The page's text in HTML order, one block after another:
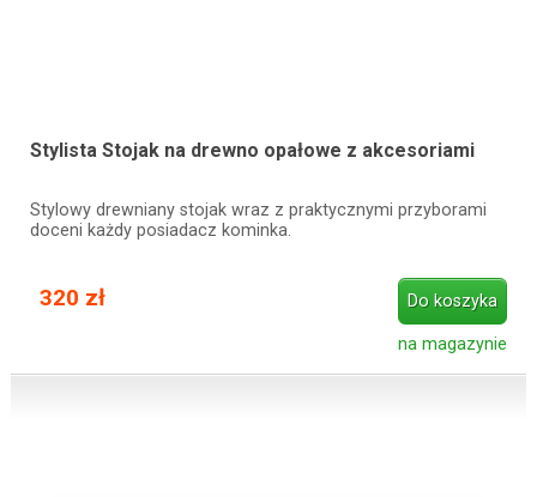
Stylista Stojak na drewno opałowe z akcesoriami
Stylowy drewniany stojak wraz z praktycznymi przyborami
doceni każdy posiadacz kominka.
320 zł Do koszyka
na magazynie